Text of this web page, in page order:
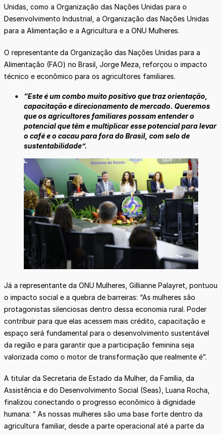
Unidas, como a Organização das Nações Unidas para o
Desenvolvimento Industrial, a Organização das Nações Unidas
para a Alimentação e a Agricultura e a ONU Mulheres.
O representante da Organização das Nações Unidas para a
Alimentação (FAO) no Brasil, Jorge Meza, reforçou o impacto
técnico e econômico para os agricultores familiares.
“Este é um combo muito positivo que traz orientação,
capacitação e direcionamento de mercado. Queremos
que os agricultores familiares possam entender o
potencial que têm e multiplicar esse potencial para levar
o café e o cacau para fora do Brasil, com selo de
sustentabilidade”.
Já a representante da ONU Mulheres, Gillianne Palayret, pontuou
o impacto social e a quebra de barreiras: “As mulheres são
protagonistas silenciosas dentro dessa economia rural. Poder
contribuir para que elas acessem mais crédito, capacitação e
espaço será fundamental para o desenvolvimento sustentável
da região e para garantir que a participação feminina seja
valorizada como o motor de transformação que realmente é”.
A titular da Secretaria de Estado da Mulher, da Família, da
Assistência e do Desenvolvimento Social (Seas), Luana Rocha,
finalizou conectando o progresso econômico à dignidade
humana: ” As nossas mulheres são uma base forte dentro da
agricultura familiar, desde a parte operacional até a parte da